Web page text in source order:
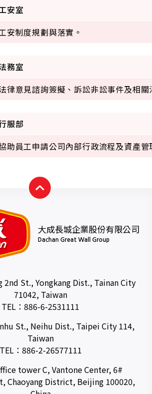
安室
安制度規劃與落實。
務室
律意見諮詢簽擬、訴訟非訟事件及相
服部
助員工申請公司內部行政流程及資產
大成長城企業股份有限公司
Dachan Great Wall Group
2nd St., Yongkang Dist., Tainan City
71042, Taiwan
TEL： 886-6-2531111
St., Neihu Dist., Taipei City 114,
Taiwan
TEL： 886-2-26577111
tower C, Vantone Center, 6#
Chaoyang District, Beijing 100020,